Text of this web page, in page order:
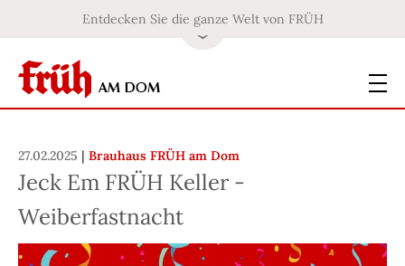
Entdecken Sie die ganze Welt von FRÜH
27.02.2025 | Brauhaus FRÜH am Dom
Jeck Em FRÜH Keller -
Weiberfastnacht